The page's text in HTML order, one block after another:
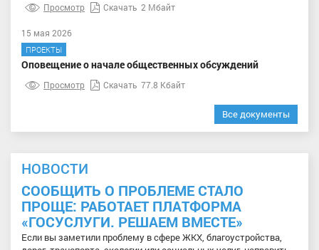
Просмотр Скачать 2 Мбайт
15 мая 2026
ПРОЕКТЫ
Оповещение о начале общественных обсуждений
Просмотр Скачать 77.8 Кбайт
Все документы
НОВОСТИ
СООБЩИТЬ О ПРОБЛЕМЕ СТАЛО
ПРОЩЕ: РАБОТАЕТ ПЛАТФОРМА
«ГОСУСЛУГИ. РЕШАЕМ ВМЕСТЕ»
Если вы заметили проблему в сфере ЖКХ, благоустройства,